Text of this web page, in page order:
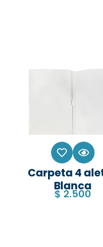
Carpeta 4
Blanca
$2.500